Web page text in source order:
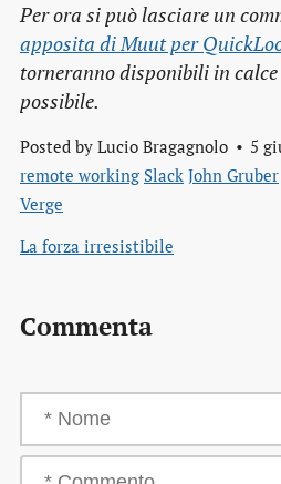
Per ora si può lasciare un
apposita di Muut per
torneranno disponibili in
possibile.
Posted by Lucio Bragagnolo 5
remote working Slack John Gruber
Verge
La forza irresistibile
Commenta